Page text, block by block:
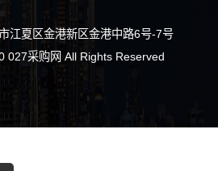
江夏区金港新区金港中路6号-7号
027采购网 All Rights Reserved